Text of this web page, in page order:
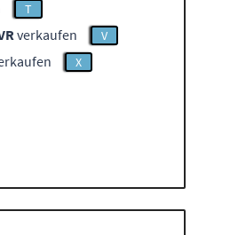
T
verkaufen V
X